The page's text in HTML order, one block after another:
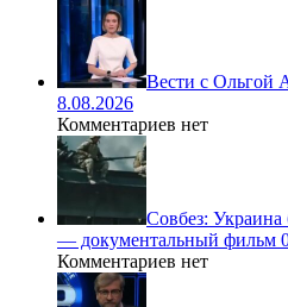
Вести с Ольгой
8.08.2026
Комментариев нет
Совбез: Украина
— документальный фильм
Комментариев нет